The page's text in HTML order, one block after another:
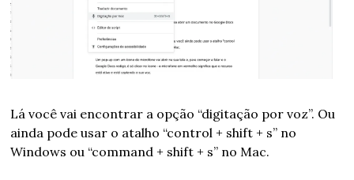
Lá você vai encontrar a opção “digitação por voz”. Ou
ainda pode usar o atalho “control + shift + s” no
Windows ou “command + shift + s” no Mac.